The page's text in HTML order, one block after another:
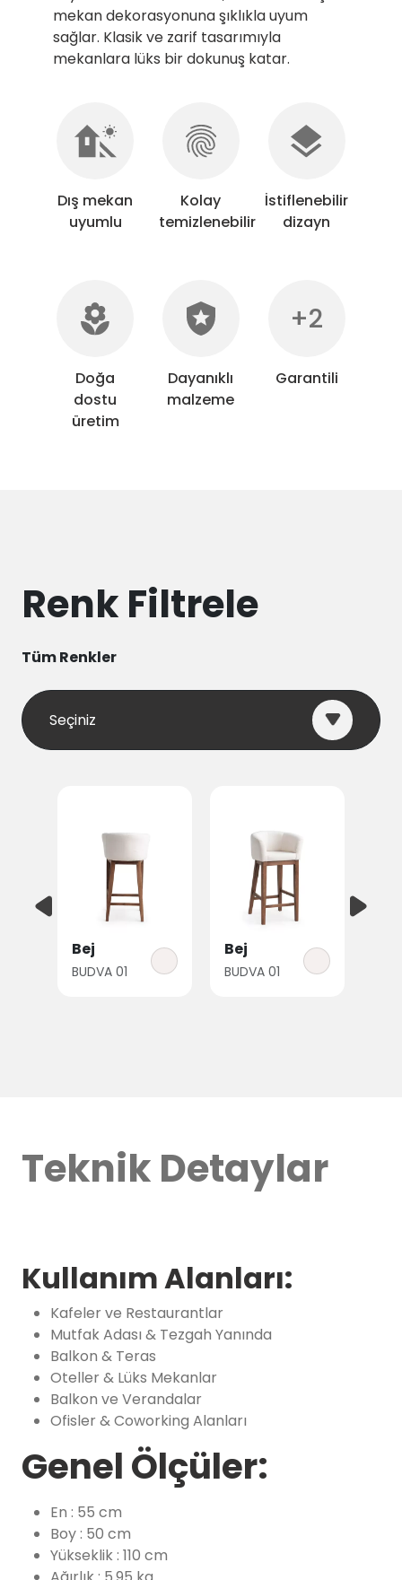
mekan dekorasyonuna şıklıkla uyum
sağlar. Klasik ve zarif tasarımıyla
mekanlara lüks bir dokunuş katar.
Dış mekan
uyumlu
Kolay
temizlenebilir
İstiflenebilir
dizayn
Doğa
dostu
üretim
Dayanıklı
malzeme
+2
Garantili
Renk Filtrele
Tüm Renkler
Seçiniz
Bej
BUDVA 01
Bej
BUDVA 01
Teknik Detaylar
Kullanım Alanları:
Kafeler ve Restaurantlar
Mutfak Adası & Tezgah Yanında
Balkon & Teras
Oteller & Lüks Mekanlar
Balkon ve Verandalar
Ofisler & Coworking Alanları
Genel Ölçüler:
En : 55 cm
Boy : 50 cm
Yükseklik : 110 cm